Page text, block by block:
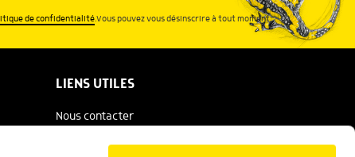
de confidentialité.Vous pouvez vous désinscrire à tout moment.
LIENS UTILES
Nous contacter
Espace presse